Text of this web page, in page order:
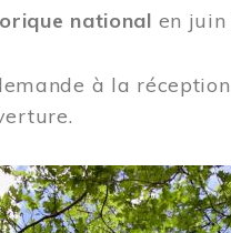
national en juin
à la